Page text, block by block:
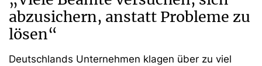
abzusichern, anstatt Probleme zu
lösen“
Deutschlands Unternehmen klagen über zu viel